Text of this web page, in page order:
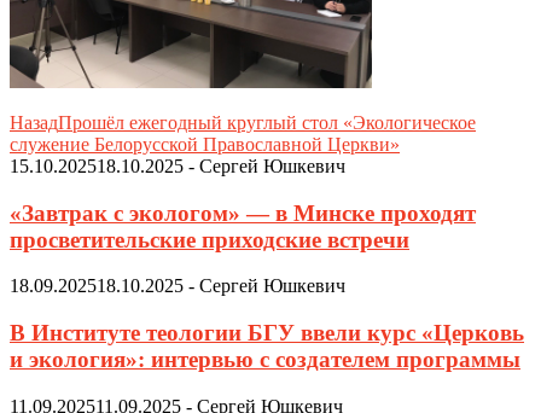
НазадПрошёл ежегодный круглый стол «Экологическое
служение Белорусской Православной Церкви»
15.10.202518.10.2025 - Сергей Юшкевич
«Завтрак с экологом» — в Минске проходят
просветительские приходские встречи
18.09.202518.10.2025 - Сергей Юшкевич
В Институте теологии БГУ ввели курс «Церковь
и экология»: интервью с создателем программы
11.09.202511.09.2025 - Сергей Юшкевич